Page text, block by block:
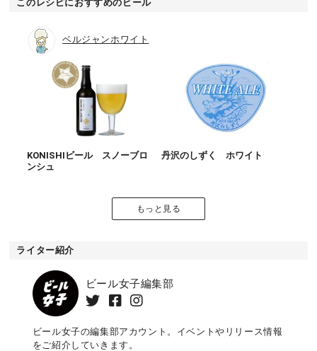
このレシピにおすすめのビール
ベルジャンホワイト
KONISHIビール スノーブロ
ンシュ
丹沢のしずく ホワイト
もっと見る
ライター紹介
ビール女子編集部
ビール女子の編集部アカウント。イベントやリリース情報
をご紹介していきます。